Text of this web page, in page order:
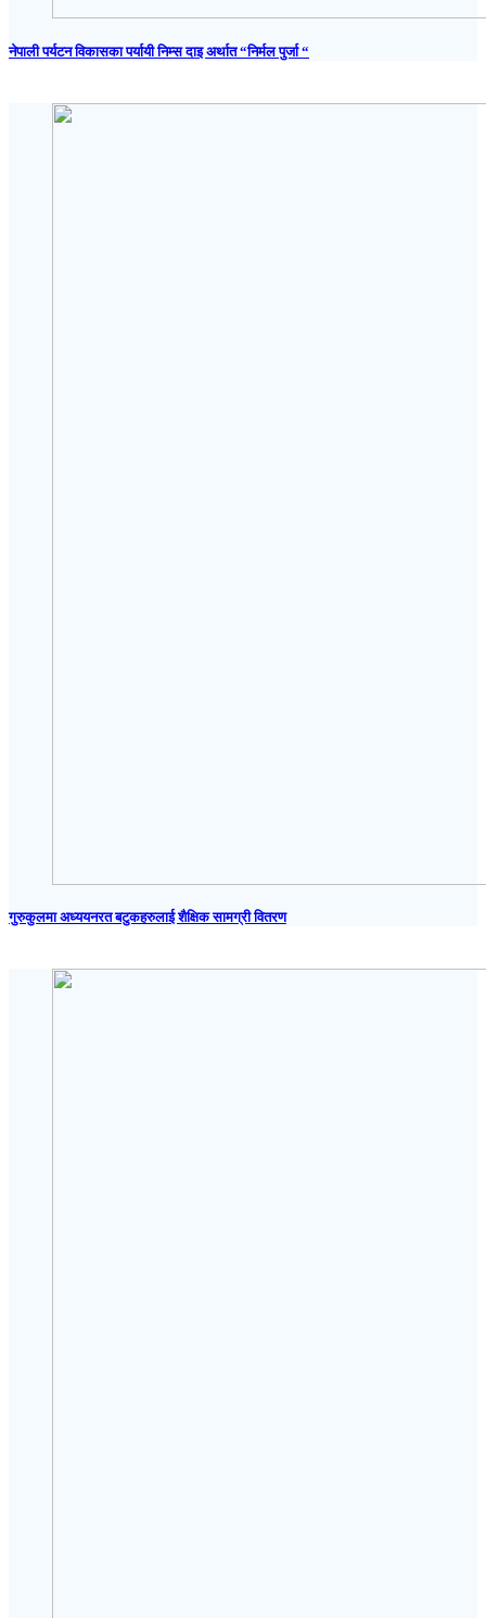
नेपाली पर्यटन विकासका पर्यायी निम्स दाइ अर्थात “निर्मल पुर्जा “
गुरुकुलमा अध्ययनरत बटुकहरुलाई शैक्षिक सामग्री वितरण